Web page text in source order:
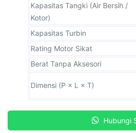
Kapasitas Tangki (Air Bersih /
Kotor)
Kapasitas Turbin
Rating Motor Sikat
Berat Tanpa Aksesori
Dimensi (P × L × T)
Karcher
Hubungi